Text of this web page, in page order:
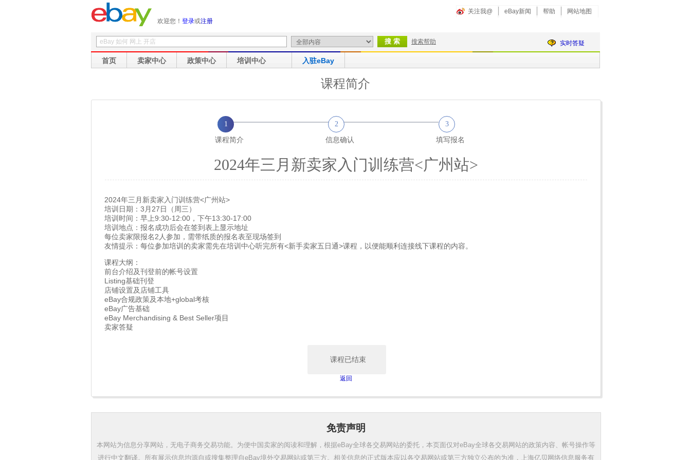
欢迎您！ 登录或注册
关注我@ eBay新闻 帮助 网站地图
搜索帮助 实时答疑
首页 卖家中心 政策中心 培训中心 入驻eBay
课程简介
1
课程简介
2
信息确认
3
填写报名
2024年三月新卖家入门训练营<广州站>
2024年三月新卖家入门训练营<广州站>
培训日期：3月27日（周三）
培训时间：早上9:30-12:00，下午13:30-17:00
培训地点：报名成功后会在签到表上显示地址
每位卖家限报名2人参加，需带纸质的报名表至现场签到
友情提示：每位参加培训的卖家需先在培训中心听完所有<新手卖家五日通>课程，以便能顺利连接线下课程的内容。
课程大纲：
前台介绍及刊登前的帐号设置
Listing基础刊登
店铺设置及店铺工具
eBay合规政策及本地+global考核
eBay广告基础
eBay Merchandising & Best Seller项目
卖家答疑
课程已结束
返回
免责声明
本网站为信息分享网站，无电子商务交易功能。为便中国卖家的阅读和理解，根据eBay全球各交易网站的委托，本页面仅对eBay全球各交易网站的政策内容、帐号操作等
进行中文翻译。所有展示信息均源自或搜集整理自eBay境外交易网站或第三方。相关信息的正式版本应以各交易网站或第三方独立公布的为准，上海亿贝网络信息服务有